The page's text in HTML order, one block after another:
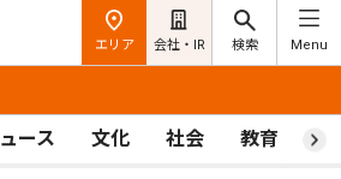
エリア 会社・IR 検索 Menu
ース 文化 社会 教育 ス